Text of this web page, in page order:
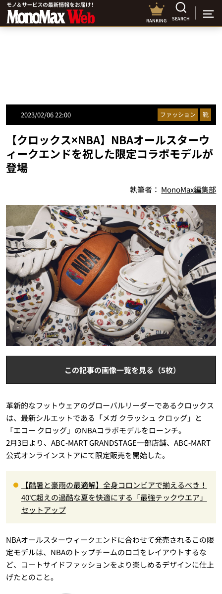
RANKING SEARCH
2023/02/06 22:00 ファッション 靴
【クロックス×NBA】NBAオールスターウ
ィークエンドを祝した限定コラボモデルが
登場
執筆者： MonoMax編集部
この記事の画像一覧を見る（5枚）
革新的なフットウェアのグローバルリーダーであるクロックス
は、最新シルエットである「メガ クラッシュ クロッグ」と
「エコー クロッグ」のNBAコラボモデルをローンチ。
2月3日より、ABC-MART GRANDSTAGE一部店舗、ABC-MART
公式オンラインストアにて限定販売を開始した。
【酷暑と豪雨の最適解】全身コロンビアで揃えるべき！
40℃超えの過酷な夏を快適にする「最強テックウエア」
セットアップ
NBAオールスターウィークエンドに合わせて発売されるこの限
定モデルは、NBAのトップチームのロゴをレイアウトするな
ど、コートサイドファッションをより楽しめるデザインに仕上
げたとのこと。